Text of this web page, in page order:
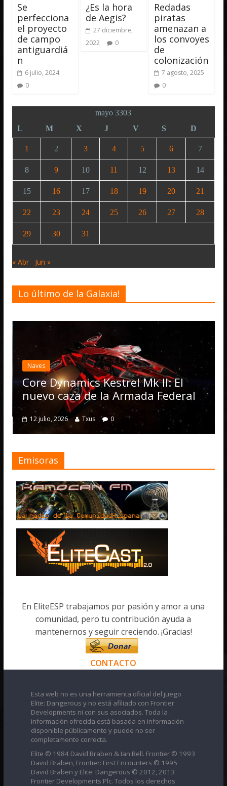
Se
perfecciona
el proyecto
de campo
antiguardiá
n
6 julio, 2024
0
¿Es la hora
de Aegis?
27 diciembre,
2022
0
Redadas
piratas
amenazan a
los convoyes
de
colonización
7 agosto, 2025
0
mayo 3303
L
M X J V S D
1 2 3 4 5 6 7
8 9 10 11 12 13 14
15 16 17 18 19 20 21
22 23 24 25 26 27 28
29 30 31
« Abr Jun »
Lo último de la Galaxia!
Mk II: El
Federal
Elite Dangerous recibe
actualización 4.4.0:
Operations, el vehículo
numerosas mejoras
4 julio, 2026 Txus
Emisoras
En EliteESP trabajamos por pasión y amor a una
comunidad, pero tu contribución ayuda a
mantenernos y seguir creciendo. ¡Gracias!
CONTACTO
Esta web no es una herramienta oficial del juego
Elite: Dangerous y no está afiliado con Frontier
Developments ni con sus asociados. Toda la
información ofrecida está basada en información
disponible públicamente y puede no ser
completamente correcta.
Elite © 1984 David Braben & Ian Bell. Frontier © 1993
David Braben, Frontier: First Encounters © 1995
David Braben y Elite: Dangerous © 2012, 2013
Frontier Developments Plc. Todos los derechos